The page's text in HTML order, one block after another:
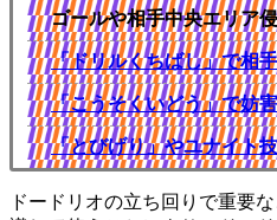
ゴールや相手中央エリア
「ドリルくちばし」で相
「こうそくいどう」で妨
「とびげり」やユナイト
ドードリオの立ち回りで重要